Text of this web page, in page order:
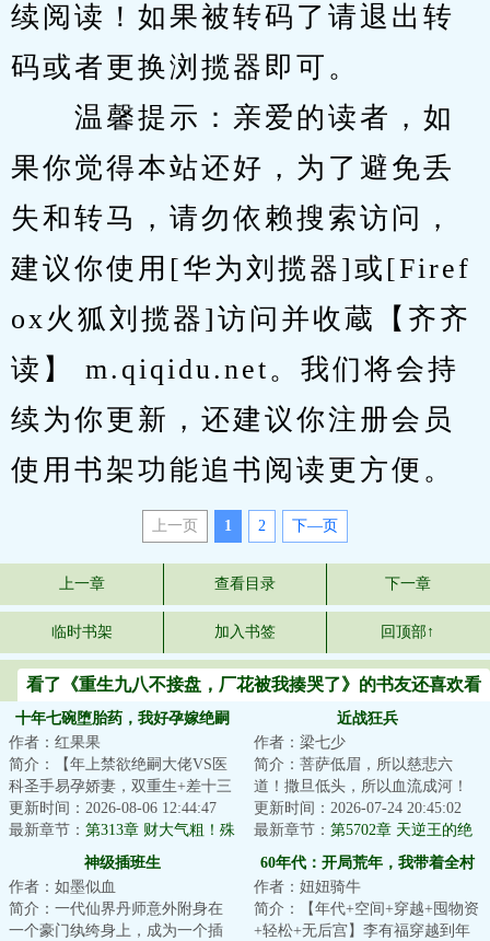
续阅读！如果被转码了请退出转
码或者更换浏揽器即可。
温馨提示：亲爱的读者，如
果你觉得本站还好，为了避免丢
失和转马，请勿依赖搜索访问，
建议你使用[华为刘揽器]或[Firef
ox火狐刘揽器]访问并收蔵【齐齐
读】 m.qiqidu.net。我们将会持
续为你更新，还建议你注册会员
使用书架功能追书阅读更方便。
上一页 1 2 下—页
上一章 查看目录 下一章
临时书架 加入书签 回顶部↑
看了《重生九八不接盘，厂花被我揍哭了》的书友还喜欢看
十年七碗堕胎药，我好孕嫁绝嗣
他悔疯了
作者：红果果
简介：【年上禁欲绝嗣大佬VS医
科圣手易孕娇妻，双重生+差十三
岁+打脸虐渣+渣夫火葬场】
&lt;br/&gt; 苏婉...
更新时间：2026-08-06 12:44:47
最新章节： 第313章 财大气粗！殊
近战狂兵
作者：梁七少
简介：菩萨低眉，所以慈悲六
道！撒旦低头，所以血流成河！
以撒旦之名，专职杀戮，他要当
最强的那个男人！...
更新时间：2026-07-24 20:45:02
最新章节： 第5702章 天逆王的绝
境！
神级插班生
作者：如墨似血
简介：一代仙界丹师意外附身在
一个豪门纨绔身上，成为一个插
60年代：开局荒年，我带着全村
吃肉
作者：妞妞骑牛
简介：【年代+空间+穿越+囤物资
+轻松+无后宫】李有福穿越到年